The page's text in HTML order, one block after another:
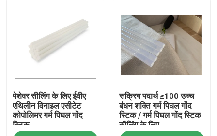
वीडियो
फैक्टरी यात्रा
गुणवत्ता नियंत्रण
पेशेवर सीलिंग के लिए ईवीए
एथिलीन विनाइल एसीटेट
कोपोलिमर गर्म पिघल गोंद
स्टिक
सक्रिय पदार्थ ≥100 उच्च
बंधन शक्ति गर्म पिघल गोंद
स्टिक / गर्म पिघल गोंद स्टिक
सीलिंग के लिए